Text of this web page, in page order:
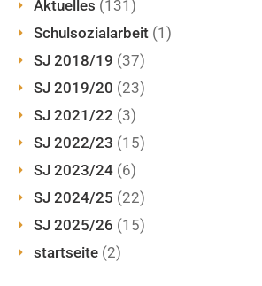
Aktuelles (131)
Schulsozialarbeit (1)
SJ 2018/19 (37)
SJ 2019/20 (23)
SJ 2021/22 (3)
SJ 2022/23 (15)
SJ 2023/24 (6)
SJ 2024/25 (22)
SJ 2025/26 (15)
startseite (2)